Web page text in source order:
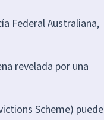
Federal Australiana,
revelada por una
Scheme) puede